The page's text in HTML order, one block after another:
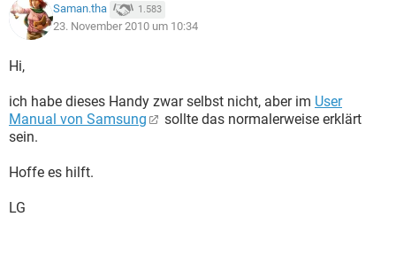
Saman.tha 1.583
23. November 2010 um 10:34
Hi,
ich habe dieses Handy zwar selbst nicht, aber im User
Manual von Samsung
sollte das normalerweise erklärt
sein.
Hoffe es hilft.
LG